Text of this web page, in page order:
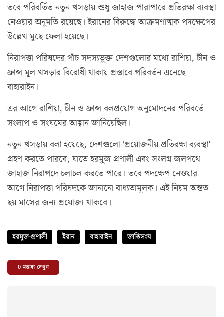
তবে পরিবর্তিত নতুন খসড়ায় শুধু জাহাজ পারাপারে প্রতিরক্ষা ব্যবস্থা
নেওয়ার অনুমতি রয়েছে। ইরানের বিরুদ্ধে আক্রমণাত্মক পদক্ষেপের
উল্লেখ মুছে ফেলা হয়েছে।
নিরাপত্তা পরিষদের পাঁচ সদস্যভুক্ত দেশগুলোর মধ্যে রাশিয়া, চীন ও
ফ্রান্স মূল খসড়ার বিরোধী থাকায় প্রস্তাবে পরিবর্তন এনেছে
বাহারাইন।
এর আগে রাশিয়া, চীন ও ফ্রান্স বলপ্রয়োগ অনুমোদনের পরিবর্তে
সংলাপ ও সংযমের আহ্বান জানিয়েছিল।
নতুন খসড়ায় বলা হয়েছে, দেশগুলো ‘প্রয়োজনীয় প্রতিরক্ষা ব্যবস্থা’
গ্রহণ করতে পারবে, যাতে হরমুজ প্রণালী এবং সংলগ্ন জলপথে
জাহাজ নিরাপদে চলাচল করতে পারে। তবে পদক্ষেপ নেওয়ার
আগে নিরাপত্তা পরিষদকে জানানো বাধ্যতামূলক। এই নিয়ম অন্তত
ছয় মাসের জন্য প্রযোজ্য থাকবে।
হরমুজ-প্রণালী ইরান বাহারাইন জাতিসংঘ
0মন্তব্য দেখুন